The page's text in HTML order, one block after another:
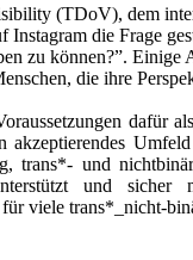
(TDoV), dem
die Frage
zu können?”.
die ihre
dafür
akzeptierendes
trans*- und
und
viele trans*_nicht-